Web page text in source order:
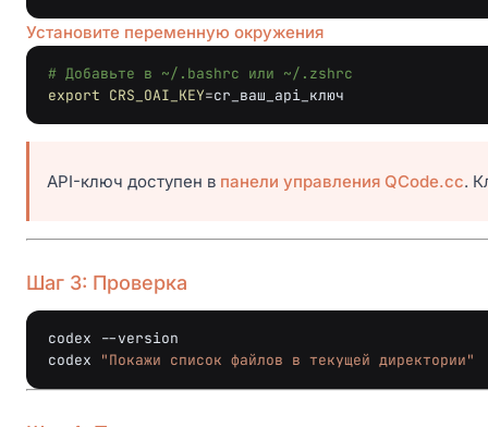
Установите переменную окружения
# Добавьте в ~/.bashrc или ~/.zshrc
export CRS_OAI_KEY=
API-ключ доступен в панели управления QCode.cc.
Шаг 3: Проверка
codex
--version
codex
"Покажи список файлов в текущей директории"